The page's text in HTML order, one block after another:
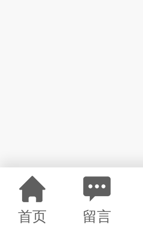
首页 留言